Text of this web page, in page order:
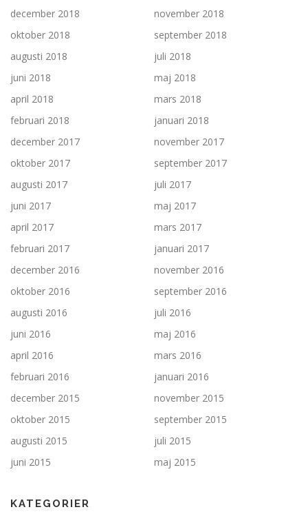
december 2018
november 2018
oktober 2018
september 2018
augusti 2018
juli 2018
juni 2018
maj 2018
april 2018
mars 2018
februari 2018
januari 2018
december 2017
november 2017
oktober 2017
september 2017
augusti 2017
juli 2017
juni 2017
maj 2017
april 2017
mars 2017
februari 2017
januari 2017
december 2016
november 2016
oktober 2016
september 2016
augusti 2016
juli 2016
juni 2016
maj 2016
april 2016
mars 2016
februari 2016
januari 2016
december 2015
november 2015
oktober 2015
september 2015
augusti 2015
juli 2015
juni 2015
maj 2015
KATEGORIER